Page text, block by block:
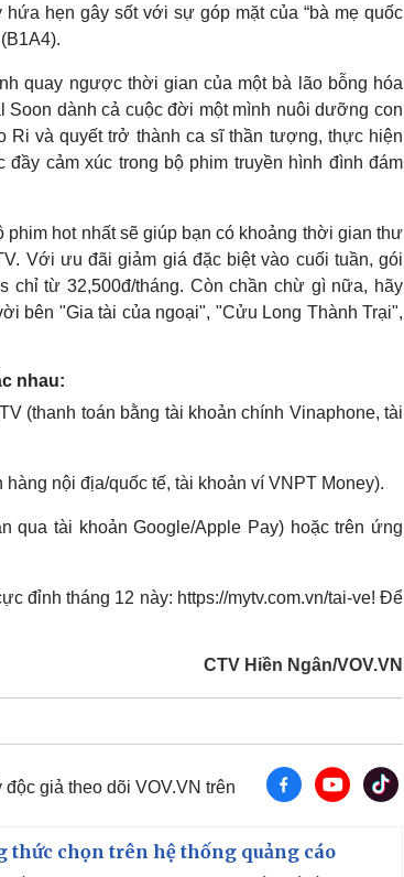
hẹn gây sốt với sự góp mặt của “bà mẹ quốc
quay ngược thời gian của một bà lão bỗng hóa
dành cả cuộc đời một mình nuôi dưỡng con
Ri và quyết trở thành ca sĩ thần tượng, thực hiện
cảm xúc trong bộ phim truyền hình đình đám
hot nhất sẽ giúp bạn có khoảng thời gian thư
Với ưu đãi giảm giá đặc biệt vào cuối tuần, gói
chỉ từ 32,500đ/tháng. Còn chần chừ gì nữa, hãy
bên "Gia tài của ngoại", "Cửu Long Thành Trại",
nhau:
(thanh toán bằng tài khoản chính Vinaphone, tài
nội địa/quốc tế, tài khoản ví VNPT Money).
qua tài khoản Google/Apple Pay) hoặc trên ứng
đỉnh tháng 12 này: https://mytv.com.vn/tai-ve! Để
CTV Hiền Ngân/VOV.VN
độc giả theo dõi VOV.VN trên
thức chọn trên hệ thống quảng cáo